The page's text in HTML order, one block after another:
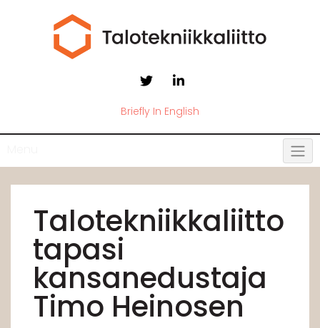
Briefly In English
Talotekniikkaliitto
tapasi
kansanedustaja
Timo Heinosen